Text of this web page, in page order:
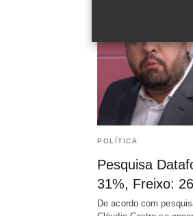
POLÍTICA
Pesquisa
31%, Freixo:
De acordo com